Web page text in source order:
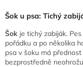
Šok u psa: Tichý
Šok je tichý zabiják.
pořádku a po několika
psa v šoku má
bezprostředně